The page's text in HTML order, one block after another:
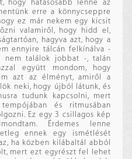
hogy hatásosabb lenne az
erre a könnycseppre
ez már nekem egy kicsit
valamiről, hogy hidd el,
hagyva azt, hogy a
ennyire tálcán felkínálva -
találok jobbat -, talán
együtt mondom, hogy
azt az élményt, amiről a
neki, hogy újból látunk, és
tudunk kapcsolni, mert
és ritmusában
Ez egy 3 csillagos kép
Érdemes lenne
ennek egy ismétlését
ha közben kilábaltál abból
mert ezt egyrészt fel lehet